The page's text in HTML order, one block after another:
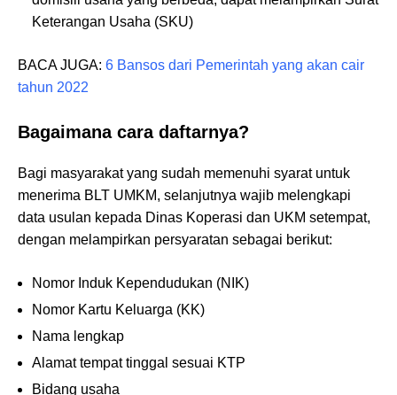
Keterangan Usaha (SKU)
BACA JUGA: 6 Bansos dari Pemerintah yang akan cair
tahun 2022
Bagaimana cara daftarnya?
Bagi masyarakat yang sudah memenuhi syarat untuk
menerima BLT UMKM, selanjutnya wajib melengkapi
data usulan kepada Dinas Koperasi dan UKM setempat,
dengan melampirkan persyaratan sebagai berikut:
Nomor Induk Kependudukan (NIK)
Nomor Kartu Keluarga (KK)
Nama lengkap
Alamat tempat tinggal sesuai KTP
Bidang usaha